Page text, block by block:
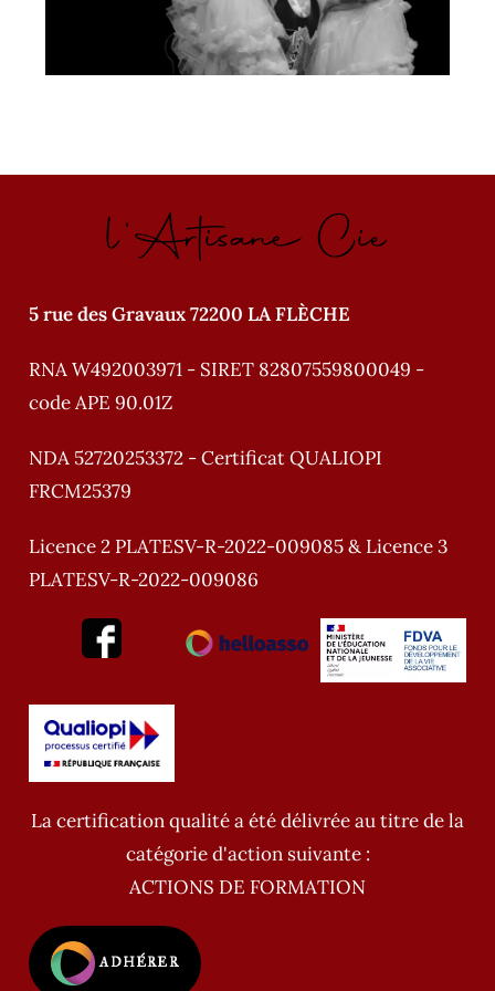
l'Artisane Cie
5 rue des Gravaux 72200 LA FLÈCHE
RNA W492003971 - SIRET 82807559800049 -
code APE 90.01Z
NDA 52720253372 - Certificat QUALIOPI
FRCM25379
Licence 2 PLATESV-R-2022-009085 & Licence 3
PLATESV-R-2022-009086
La certification qualité a été délivrée au titre de la
catégorie d'action suivante :
ACTIONS DE FORMATION
ADHÉRER